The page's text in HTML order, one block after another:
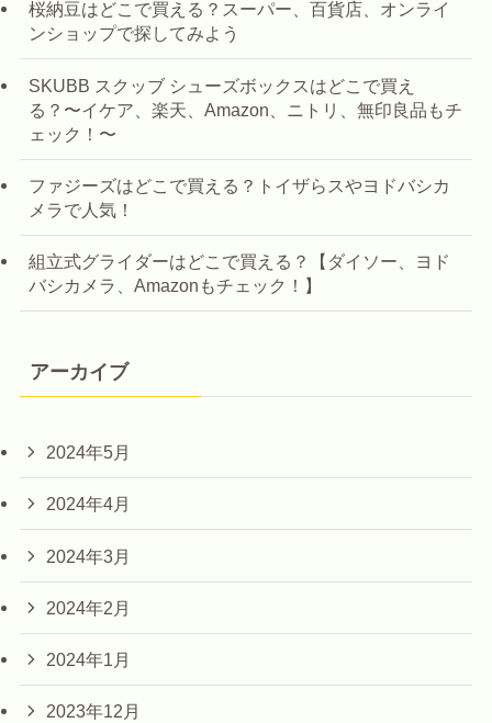
桜納豆はどこで買える？スーパー、百貨店、オンライ
ンショップで探してみよう
SKUBB スクッブ シューズボックスはどこで買え
る？〜イケア、楽天、Amazon、ニトリ、無印良品もチ
ェック！〜
ファジーズはどこで買える？トイザらスやヨドバシカ
メラで人気！
組立式グライダーはどこで買える？【ダイソー、ヨド
バシカメラ、Amazonもチェック！】
アーカイブ
2024年5月
2024年4月
2024年3月
2024年2月
2024年1月
2023年12月